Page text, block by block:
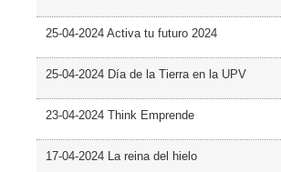
25-04-2024 Activa tu futuro 2024
25-04-2024 Día de la Tierra en la UPV
23-04-2024 Think Emprende
17-04-2024 La reina del hielo